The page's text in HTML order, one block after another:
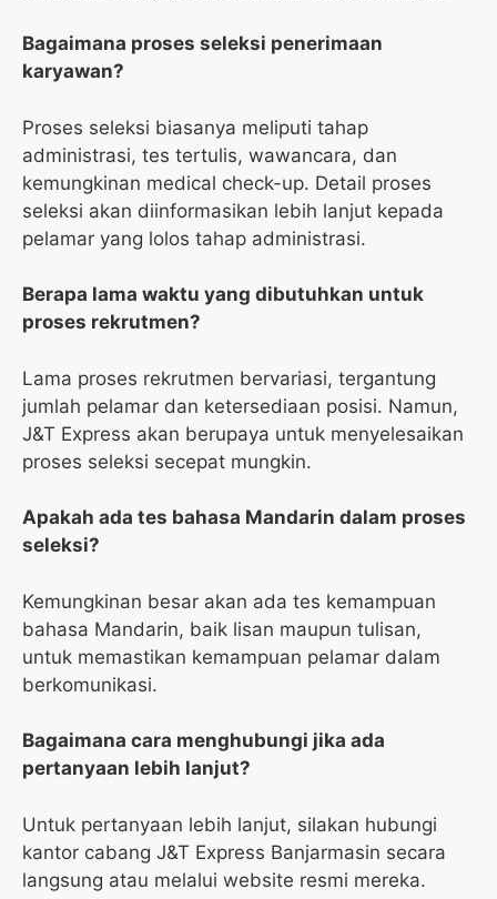
Bagaimana proses seleksi penerimaan
karyawan?
Proses seleksi biasanya meliputi tahap
administrasi, tes tertulis, wawancara, dan
kemungkinan medical check-up. Detail proses
seleksi akan diinformasikan lebih lanjut kepada
pelamar yang lolos tahap administrasi.
Berapa lama waktu yang dibutuhkan untuk
proses rekrutmen?
Lama proses rekrutmen bervariasi, tergantung
jumlah pelamar dan ketersediaan posisi. Namun,
J&T Express akan berupaya untuk menyelesaikan
proses seleksi secepat mungkin.
Apakah ada tes bahasa Mandarin dalam proses
seleksi?
Kemungkinan besar akan ada tes kemampuan
bahasa Mandarin, baik lisan maupun tulisan,
untuk memastikan kemampuan pelamar dalam
berkomunikasi.
Bagaimana cara menghubungi jika ada
pertanyaan lebih lanjut?
Untuk pertanyaan lebih lanjut, silakan hubungi
kantor cabang J&T Express Banjarmasin secara
langsung atau melalui website resmi mereka.